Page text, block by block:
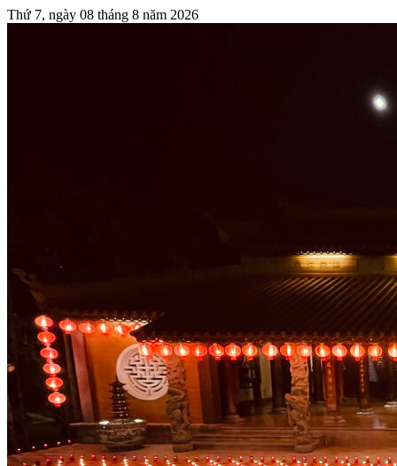
Thứ 7, ngày 08 tháng 8 năm 2026